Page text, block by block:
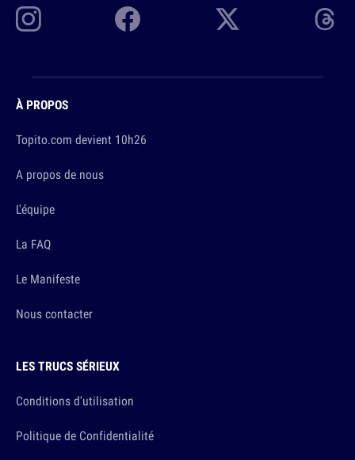
À PROPOS
Topito.com devient 10h26
A propos de nous
L'équipe
La FAQ
Le Manifeste
Nous contacter
LES TRUCS SÉRIEUX
Conditions d'utilisation
Politique de Confidentialité